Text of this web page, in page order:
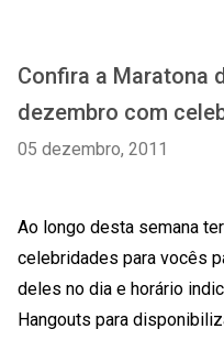
Confira a Maratona
dezembro com
05 dezembro, 2011
Ao longo desta semana
celebridades para vocês
deles no dia e horário
Hangouts para